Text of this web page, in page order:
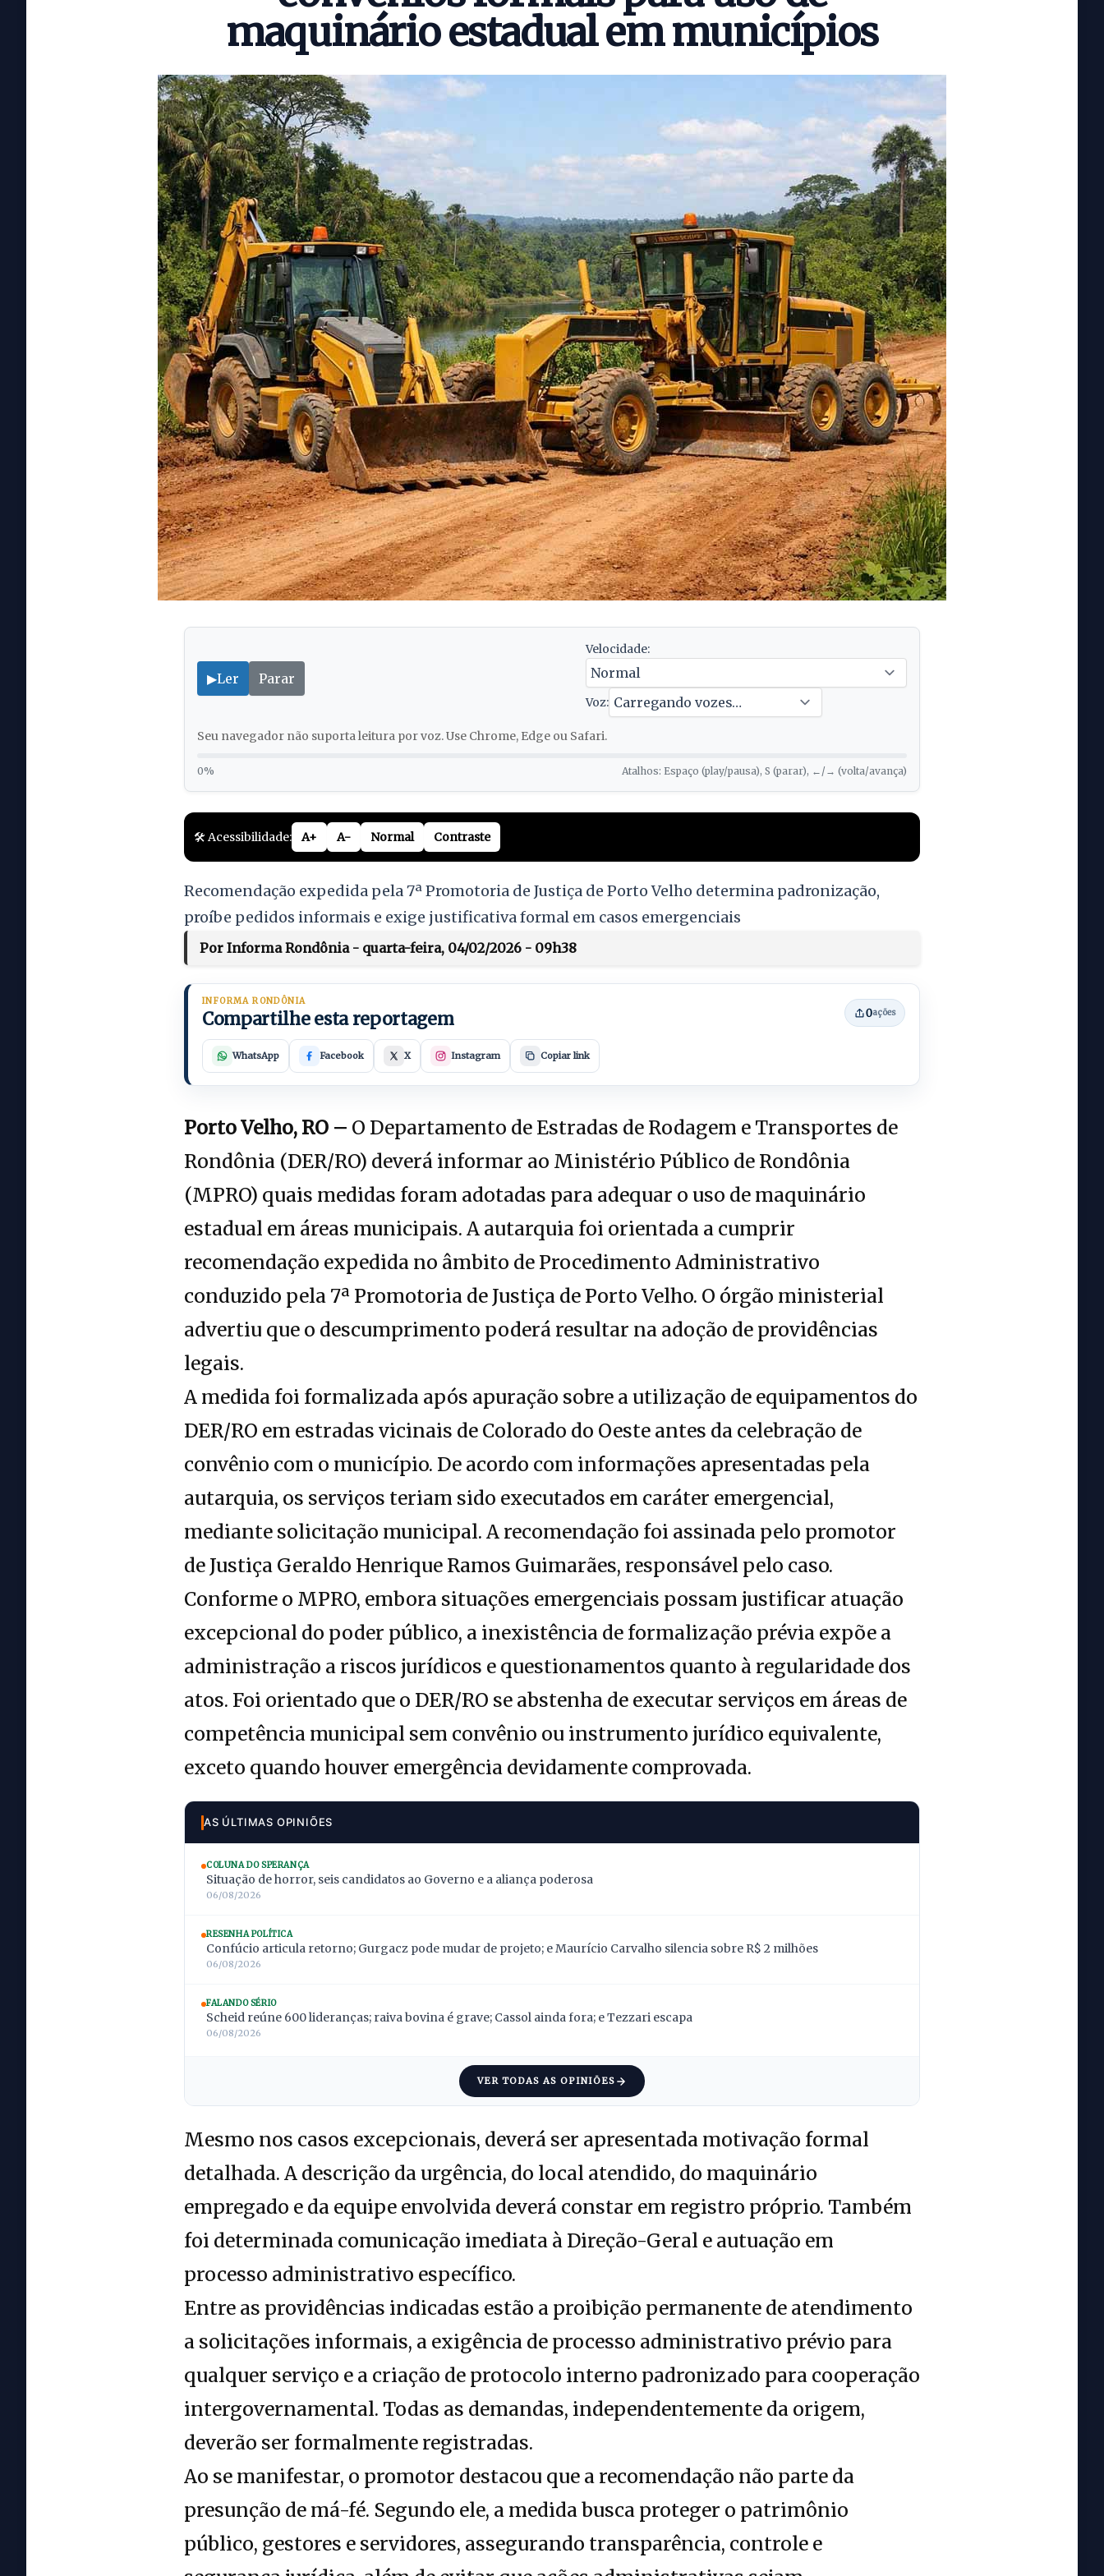
maquinário estadual em municípios
▶Ler Parar
Velocidade:
Voz:
Seu navegador não suporta leitura por voz. Use Chrome, Edge ou Safari.
0% Atalhos: Espaço (play/pausa), S (parar), ←/→ (volta/avança)
🛠️ Acessibilidade: A+ A- Normal Contraste
Recomendação expedida pela 7ª Promotoria de Justiça de Porto Velho determina padronização,
proíbe pedidos informais e exige justificativa formal em casos emergenciais
Por Informa Rondônia - quarta-feira, 04/02/2026 - 09h38
INFORMA RONDÔNIA
Compartilhe esta reportagem 0ações
WhatsApp Facebook X Instagram Copiar link
Porto Velho, RO – O Departamento de Estradas de Rodagem e Transportes de
Rondônia (DER/RO) deverá informar ao Ministério Público de Rondônia
(MPRO) quais medidas foram adotadas para adequar o uso de maquinário
estadual em áreas municipais. A autarquia foi orientada a cumprir
recomendação expedida no âmbito de Procedimento Administrativo
conduzido pela 7ª Promotoria de Justiça de Porto Velho. O órgão ministerial
advertiu que o descumprimento poderá resultar na adoção de providências
legais.
A medida foi formalizada após apuração sobre a utilização de equipamentos do
DER/RO em estradas vicinais de Colorado do Oeste antes da celebração de
convênio com o município. De acordo com informações apresentadas pela
autarquia, os serviços teriam sido executados em caráter emergencial,
mediante solicitação municipal. A recomendação foi assinada pelo promotor
de Justiça Geraldo Henrique Ramos Guimarães, responsável pelo caso.
Conforme o MPRO, embora situações emergenciais possam justificar atuação
excepcional do poder público, a inexistência de formalização prévia expõe a
administração a riscos jurídicos e questionamentos quanto à regularidade dos
atos. Foi orientado que o DER/RO se abstenha de executar serviços em áreas de
competência municipal sem convênio ou instrumento jurídico equivalente,
exceto quando houver emergência devidamente comprovada.
AS ÚLTIMAS OPINIÕES
COLUNA DO SPERANÇA
Situação de horror, seis candidatos ao Governo e a aliança poderosa
06/08/2026
RESENHA POLÍTICA
Confúcio articula retorno; Gurgacz pode mudar de projeto; e Maurício Carvalho silencia sobre R$ 2 milhões
06/08/2026
FALANDO SÉRIO
Scheid reúne 600 lideranças; raiva bovina é grave; Cassol ainda fora; e Tezzari escapa
06/08/2026
VER TODAS AS OPINIÕES
Mesmo nos casos excepcionais, deverá ser apresentada motivação formal
detalhada. A descrição da urgência, do local atendido, do maquinário
empregado e da equipe envolvida deverá constar em registro próprio. Também
foi determinada comunicação imediata à Direção-Geral e autuação em
processo administrativo específico.
Entre as providências indicadas estão a proibição permanente de atendimento
a solicitações informais, a exigência de processo administrativo prévio para
qualquer serviço e a criação de protocolo interno padronizado para cooperação
intergovernamental. Todas as demandas, independentemente da origem,
deverão ser formalmente registradas.
Ao se manifestar, o promotor destacou que a recomendação não parte da
presunção de má-fé. Segundo ele, a medida busca proteger o patrimônio
público, gestores e servidores, assegurando transparência, controle e